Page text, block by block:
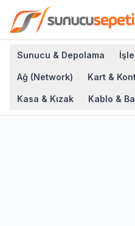
Sunucu & Depolama
Ağ (Network) Kart &
Kasa & Kızak Kablo &